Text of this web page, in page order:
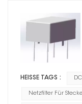
HEISSE TAGS :
Netzfilter Für